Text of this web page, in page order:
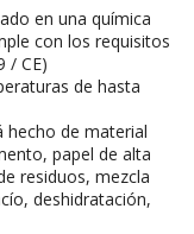
en una química
con los requisitos
/ CE)
de hasta
hecho de material
papel de alta
residuos, mezcla
deshidratación,